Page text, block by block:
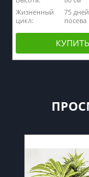
Жизненный
цикл:
75
посева
КУПИТЬ